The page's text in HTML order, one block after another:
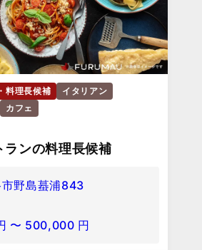
料理長候補
イタリアン
カフェ
ランの料理長候補
野島蟇浦843
〜 500,000 円